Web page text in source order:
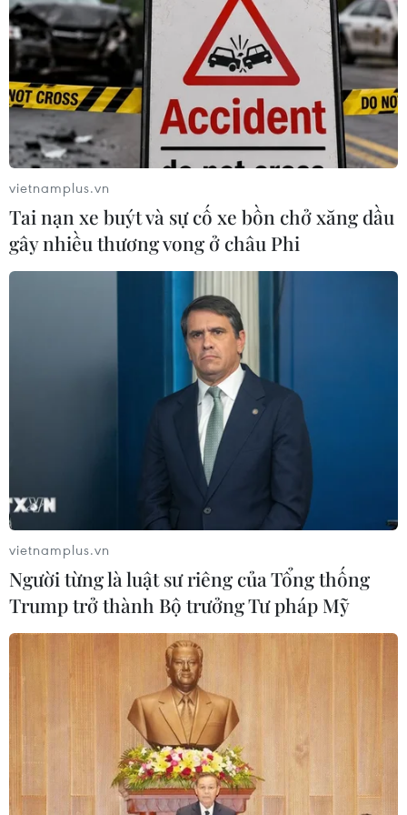
sau đó lừa đảo chiếm đoạt tài sản.
Mở Gian hàng quốc gia trên sàn thương
mại điện tử để hỗ trợ xuất khẩu
Thương mại điện tử xuyên biên giới là cơ hội để doanh
nghiệp vừa và nhỏ có thể thâm nhập vào các thị trường
khó tính, phát triển và duy trì thương hiệu của sản phẩm.
vietnamplus.vn
Tai nạn xe buýt và sự cố xe bồn chở xăng dầu
gây nhiều thương vong ở châu Phi
vietnamplus.vn
Người từng là luật sư riêng của Tổng thống
Trump trở thành Bộ trưởng Tư pháp Mỹ